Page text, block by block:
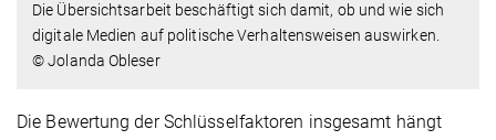
Die Übersichtsarbeit beschäftigt sich damit, ob und wie sich
digitale Medien auf politische Verhaltensweisen auswirken.
© Jolanda Obleser
Die Bewertung der Schlüsselfaktoren insgesamt hängt